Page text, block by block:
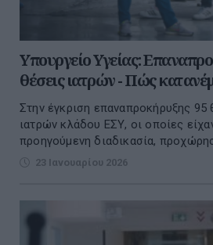
Υπουργείο Υγείας:
θέσεις ιατρών - Πώς
Στην έγκριση επαναπροκήρυξης
ιατρών κλάδου ΕΣΥ, οι οποίες
προηγούμενη διαδικασία,
23 Ιανουαρίου 2026